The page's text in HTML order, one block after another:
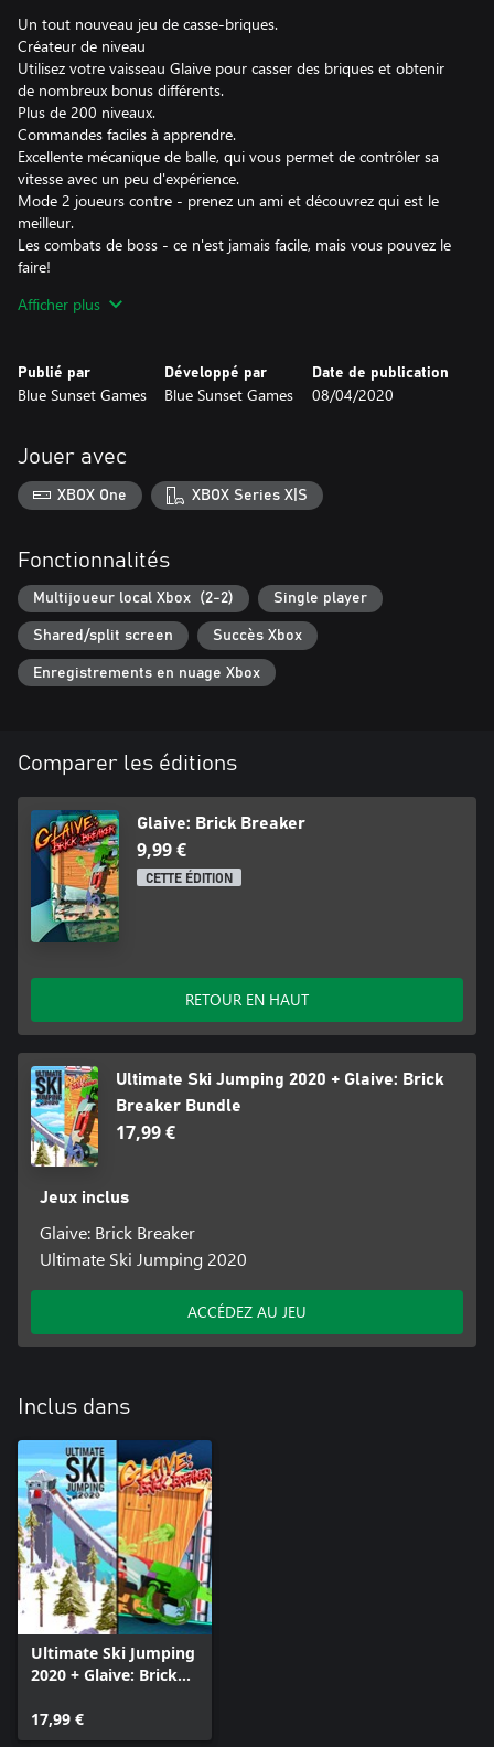
Un tout nouveau jeu de casse-briques.
Créateur de niveau
Utilisez votre vaisseau Glaive pour casser des briques et obtenir
de nombreux bonus différents.
Plus de 200 niveaux.
Commandes faciles à apprendre.
Excellente mécanique de balle, qui vous permet de contrôler sa
vitesse avec un peu d'expérience.
Mode 2 joueurs contre - prenez un ami et découvrez qui est le
meilleur.
Les combats de boss - ce n'est jamais facile, mais vous pouvez le
faire!
combat de boss.
Jouez sur une table en bois classique, en hiver glacial ou dans un
Une toute nouvelle expérience arkanoïde vous attend!
Afficher plus
Publié par
Blue Sunset Games
Développé par
Blue Sunset Games
Date de publication
08/04/2020
Jouer avec
XBOX One XBOX Series X|S
Fonctionnalités
Multijoueur local Xbox (2-2) Single player
Shared/split screen Succès Xbox
Enregistrements en nuage Xbox
Comparer les éditions
Glaive: Brick Breaker
9,99 €
CETTE ÉDITION
RETOUR EN HAUT
Ultimate Ski Jumping 2020 + Glaive: Brick
Breaker Bundle
17,99 €
Jeux inclus
Glaive: Brick Breaker
Ultimate Ski Jumping 2020
ACCÉDEZ AU JEU
Inclus dans
Ultimate Ski Jumping
2020 + Glaive: Brick
17,99 €